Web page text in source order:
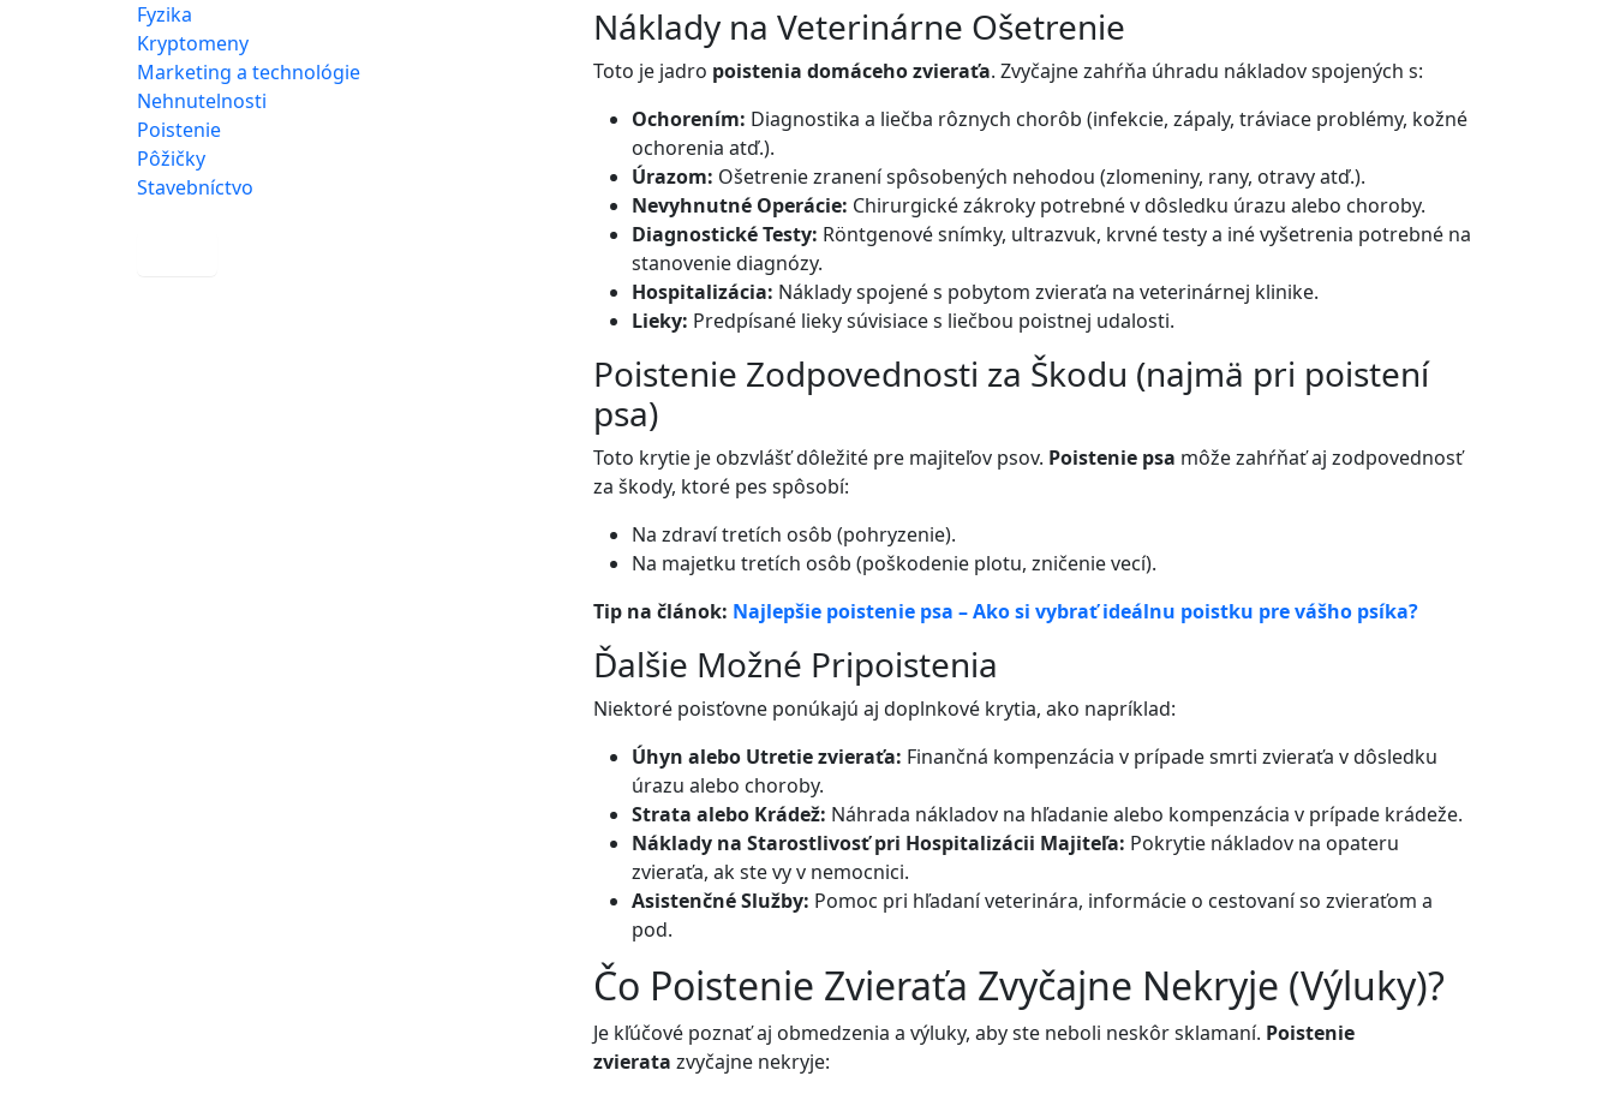
Náklady na Veterinárne Ošetrenie
Toto je jadro poistenia domáceho zvieraťa. Zvyčajne zahŕňa úhradu nákladov spojených s:
Ochorením: Diagnostika a liečba rôznych chorôb (infekcie, zápaly, tráviace problémy, kožné
ochorenia atď.).
Úrazom: Ošetrenie zranení spôsobených nehodou (zlomeniny, rany, otravy atď.).
Nevyhnutné Operácie: Chirurgické zákroky potrebné v dôsledku úrazu alebo choroby.
Diagnostické Testy: Röntgenové snímky, ultrazvuk, krvné testy a iné vyšetrenia potrebné na
stanovenie diagnózy.
Hospitalizácia: Náklady spojené s pobytom zvieraťa na veterinárnej klinike.
Lieky: Predpísané lieky súvisiace s liečbou poistnej udalosti.
Poistenie Zodpovednosti za Škodu (najmä pri poistení
psa)
Toto krytie je obzvlášť dôležité pre majiteľov psov. Poistenie psa môže zahŕňať aj zodpovednosť
za škody, ktoré pes spôsobí:
Na zdraví tretích osôb (pohryzenie).
Na majetku tretích osôb (poškodenie plotu, zničenie vecí).
Tip na článok: Najlepšie poistenie psa – Ako si vybrať ideálnu poistku pre vášho psíka?
Ďalšie Možné Pripoistenia
Niektoré poisťovne ponúkajú aj doplnkové krytia, ako napríklad:
Úhyn alebo Utretie zvieraťa: Finančná kompenzácia v prípade smrti zvieraťa v dôsledku
úrazu alebo choroby.
Strata alebo Krádež: Náhrada nákladov na hľadanie alebo kompenzácia v prípade krádeže.
Náklady na Starostlivosť pri Hospitalizácii Majiteľa: Pokrytie nákladov na opateru
zvieraťa, ak ste vy v nemocnici.
Asistenčné Služby: Pomoc pri hľadaní veterinára, informácie o cestovaní so zvieraťom a
pod.
Čo Poistenie Zvieraťa Zvyčajne Nekryje (Výluky)?
Je kľúčové poznať aj obmedzenia a výluky, aby ste neboli neskôr sklamaní. Poistenie
zvierata zvyčajne nekryje:
Fyzika
Kryptomeny
Marketing a technológie
Nehnutelnosti
Poistenie
Pôžičky
Stavebníctvo